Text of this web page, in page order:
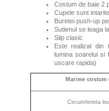
Costum de baie 2
Cupele sunt
Buretei push-up
Sutienul se leaga
Slip clasic
Este realizat din
lumina soarelui si
uscare rapida)
Marime costum
Circumferinta